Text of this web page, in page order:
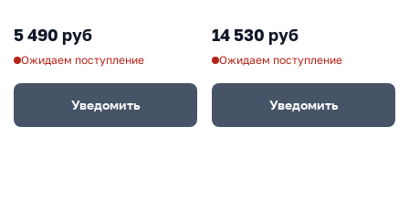
5 490 руб
Ожидаем поступление
Уведомить
14 530 руб
Ожидаем поступление
Уведомить